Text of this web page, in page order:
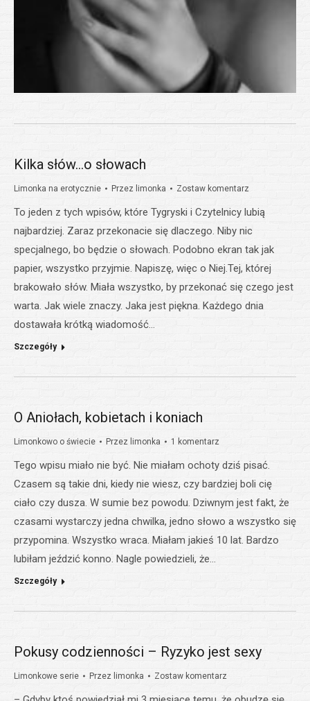
Kilka słów…o słowach
Limonka na erotycznie Przez limonka Zostaw komentarz
To jeden z tych wpisów, które Tygryski i Czytelnicy lubią
najbardziej. Zaraz przekonacie się dlaczego. Niby nic
specjalnego, bo będzie o słowach. Podobno ekran tak jak
papier, wszystko przyjmie. Napiszę, więc o Niej.Tej, której
brakowało słów. Miała wszystko, by przekonać się czego jest
warta. Jak wiele znaczy. Jaka jest piękna. Każdego dnia
dostawała krótką wiadomość…
Szczegóły
O Aniołach, kobietach i koniach
Limonkowo o świecie Przez limonka 1 komentarz
Tego wpisu miało nie być. Nie miałam ochoty dziś pisać.
Czasem są takie dni, kiedy nie wiesz, czy bardziej boli cię
ciało czy dusza. W sumie bez powodu. Dziwnym jest fakt, że
czasami wystarczy jedna chwilka, jedno słowo a wszystko się
przypomina. Wszystko wraca. Miałam jakieś 10 lat. Bardzo
lubiłam jeździć konno. Nagle powiedzieli, że…
Szczegóły
Pokusy codzienności – Ryzyko jest sexy
Limonkowe serie Przez limonka Zostaw komentarz